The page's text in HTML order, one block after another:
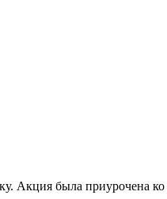
была приурочена ко